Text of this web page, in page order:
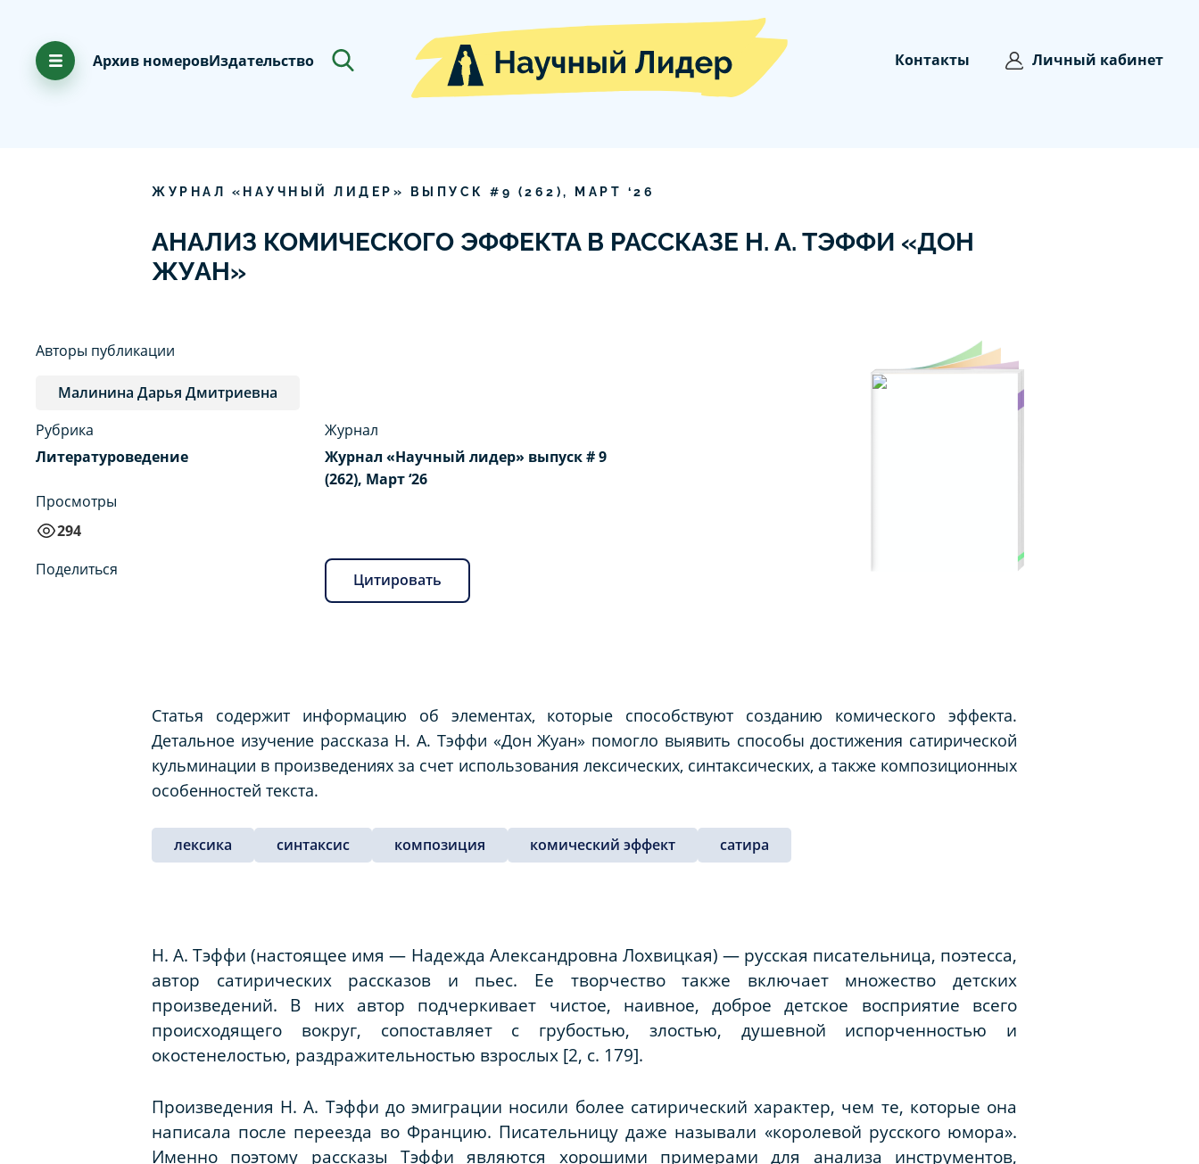
Архив номеровИздательство Контакты Личный кабинет
ЖУРНАЛ «НАУЧНЫЙ ЛИДЕР» ВЫПУСК # 9 (262 ), МАРТ ‘26
АНАЛИЗ КОМИЧЕСКОГО ЭФФЕКТА В РАССКАЗЕ Н. А. ТЭФФИ «ДОН
ЖУАН»
Авторы публикации
Малинина Дарья Дмитриевна
Рубрика
Литературоведение
Просмотры
294
Журнал
Журнал «Научный лидер» выпуск # 9
(262), Март ‘26
Поделиться
Цитировать
Статья содержит информацию об элементах, которые способствуют созданию комического эффекта.
Детальное изучение рассказа Н. А. Тэффи «Дон Жуан» помогло выявить способы достижения сатирической
кульминации в произведениях за счет использования лексических, синтаксических, а также композиционных
особенностей текста.
лексика синтаксис композиция комический эффект сатира
Н. А. Тэффи (настоящее имя — Надежда Александровна Лохвицкая) — русская писательница, поэтесса,
автор сатирических рассказов и пьес. Ее творчество также включает множество детских
произведений. В них автор подчеркивает чистое, наивное, доброе детское восприятие всего
происходящего вокруг, сопоставляет с грубостью, злостью, душевной испорченностью и
окостенелостью, раздражительностью взрослых [2, с. 179].
Произведения Н. А. Тэффи до эмиграции носили более сатирический характер, чем те, которые она
написала после переезда во Францию. Писательницу даже называли «королевой русского юмора».
Именно поэтому рассказы Тэффи являются хорошими примерами для анализа инструментов,